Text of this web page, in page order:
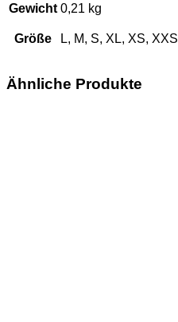
Gewicht 0,21 kg
Größe L, M, S, XL, XS, XXS
Ähnliche Produkte